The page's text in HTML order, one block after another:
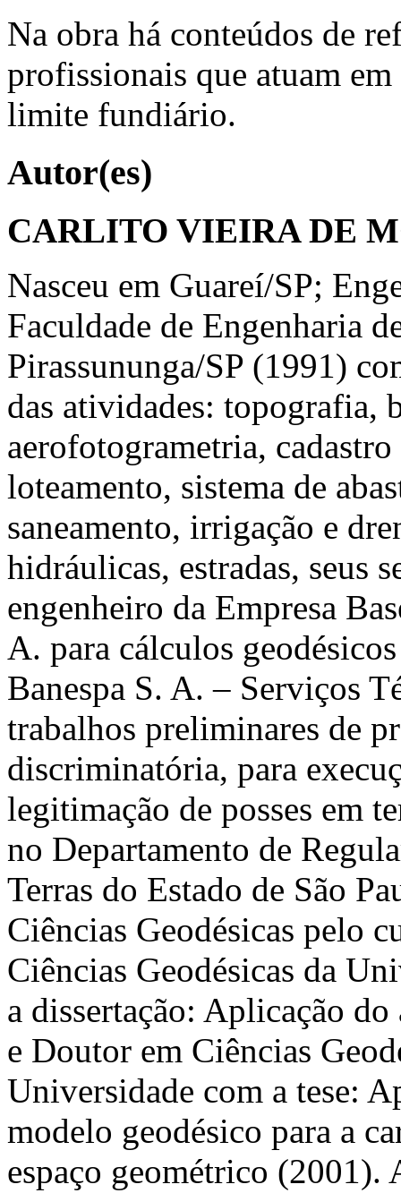
Na obra há conteúdos de
profissionais que atuam
limite fundiário.
Autor(es)
CARLITO VIEIRA DE
Nasceu em Guareí/SP;
Faculdade de Engenharia
Pirassununga/SP (1991)
das atividades: topografia,
aerofotogrametria,
loteamento, sistema de
saneamento, irrigação e
hidráulicas, estradas, seus
engenheiro da Empresa
A. para cálculos
Banespa S. A. – Serviços
trabalhos preliminares de
discriminatória, para
legitimação de posses em
no Departamento de
Terras do Estado de São
Ciências Geodésicas pelo
Ciências Geodésicas da
a dissertação: Aplicação
e Doutor em Ciências
Universidade com a tese:
modelo geodésico para a
espaço geométrico